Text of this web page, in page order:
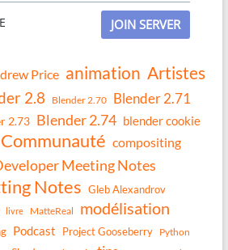
JOIN SERVER
Price animation Artistes
2.8 Blender 2.70
Blender 2.71
2.73 Blender 2.74 blender cookie
Communauté compositing
Meeting Notes
Notes Gleb Alexandrov
livre MatteReal modélisation
Podcast Project Gooseberry Python